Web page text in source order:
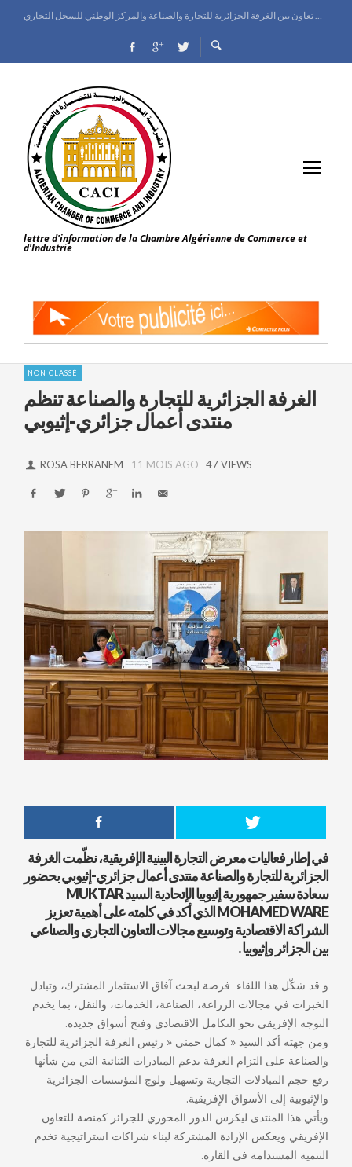
معرض الجزائر الدولي ينطلق بقصر المعارض وإسبانيا ضيف شرف الطبعة
وزيرة التجارة الداخلية وضبط السوق الوطنية تعاين تقدم البرامج التطويرية للمركز الوطني للسجل التجاري
lettre d'information de la Chambre Algérienne de Commerce et
d'Industrie
NON CLASSÉ
الغرفة الجزائرية للتجارة والصناعة تنظم
منتدى أعمال جزائري-إثيوبي
ROSA BERRANEM 11 MOIS AGO 47 VIEWS
في إطار فعاليات معرض التجارة البينية الإفريقية، نظّمت الغرفة
الجزائرية للتجارة والصناعة منتدى أعمال جزائري-إثيوبي بحضور
سعادة سفير جمهورية إثيوبيا الإتحادية السيد MUKTAR
MOHAMED WARE الذي أكد في كلمته على أهمية تعزيز
الشراكة الاقتصادية وتوسيع مجالات التعاون التجاري والصناعي
بين الجزائر وإثيوبيا .
و قد شكّل هذا اللقاء فرصة لبحث آفاق الاستثمار المشترك، وتبادل
الخبرات في مجالات الزراعة، الصناعة، الخدمات، والنقل، بما يخدم
التوجه الإفريقي نحو التكامل الاقتصادي وفتح أسواق جديدة.
ومن جهته أكد السيد « كمال حمني « رئيس الغرفة الجزائرية للتجارة
والصناعة على التزام الغرفة بدعم المبادرات الثنائية التي من شأنها
رفع حجم المبادلات التجارية وتسهيل ولوج المؤسسات الجزائرية
والإثيوبية إلى الأسواق الإفريقية.
ويأتي هذا المنتدى ليكرس الدور المحوري للجزائر كمنصة للتعاون
الإفريقي ويعكس الإرادة المشتركة لبناء شراكات استراتيجية تخدم
التنمية المستدامة في القارة.